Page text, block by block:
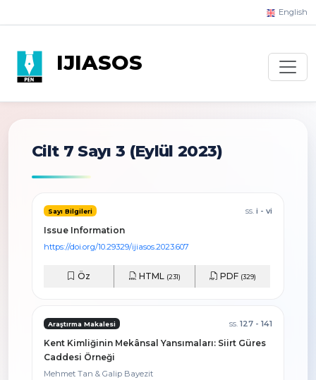
English
IJIASOS
Cilt 7 Sayı 3 (Eylül 2023)
Sayı Bilgileri ss. i - vi
Issue Information
https://doi.org/10.29329/ijiasos.2023.607
Öz HTML (231) PDF (329)
Araştırma Makalesi ss. 127 - 141
Kent Kimliğinin Mekânsal Yansımaları: Siirt Güres
Caddesi Örneği
Mehmet Tan & Galip Bayezit